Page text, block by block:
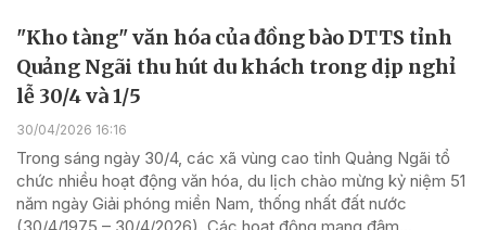
"Kho tàng" văn hóa của đồng bào DTTS tỉnh
Quảng Ngãi thu hút du khách trong dịp nghỉ
lễ 30/4 và 1/5
30/04/2026 16:16
Trong sáng ngày 30/4, các xã vùng cao tỉnh Quảng Ngãi tổ
chức nhiều hoạt động văn hóa, du lịch chào mừng kỷ niệm 51
năm ngày Giải phóng miền Nam, thống nhất đất nước